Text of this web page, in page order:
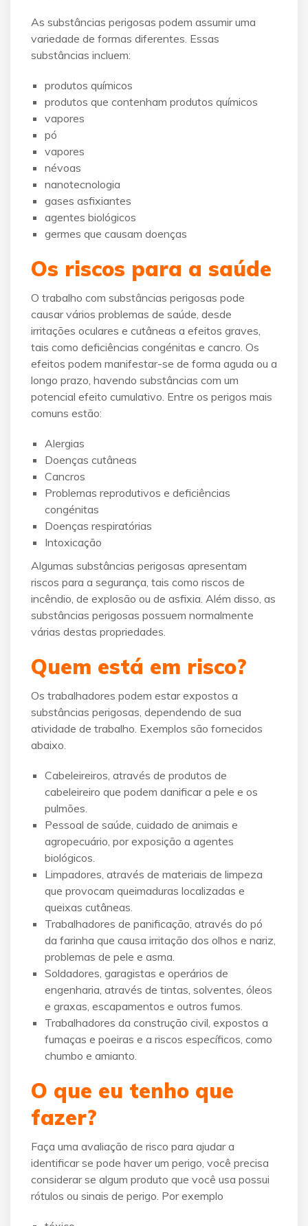
As substâncias perigosas podem assumir uma
variedade de formas diferentes. Essas
substâncias incluem:
produtos químicos
produtos que contenham produtos químicos
vapores
pó
vapores
névoas
nanotecnologia
gases asfixiantes
agentes biológicos
germes que causam doenças
Os riscos para a saúde
O trabalho com substâncias perigosas pode
causar vários problemas de saúde, desde
irritações oculares e cutâneas a efeitos graves,
tais como deficiências congénitas e cancro. Os
efeitos podem manifestar-se de forma aguda ou a
longo prazo, havendo substâncias com um
potencial efeito cumulativo. Entre os perigos mais
comuns estão:
Alergias
Doenças cutâneas
Cancros
Problemas reprodutivos e deficiências
congénitas
Doenças respiratórias
Intoxicação
Algumas substâncias perigosas apresentam
riscos para a segurança, tais como riscos de
incêndio, de explosão ou de asfixia. Além disso, as
substâncias perigosas possuem normalmente
várias destas propriedades.
Quem está em risco?
Os trabalhadores podem estar expostos a
substâncias perigosas, dependendo de sua
atividade de trabalho. Exemplos são fornecidos
abaixo.
Cabeleireiros, através de produtos de
cabeleireiro que podem danificar a pele e os
pulmões.
Pessoal de saúde, cuidado de animais e
agropecuário, por exposição a agentes
biológicos.
Limpadores, através de materiais de limpeza
que provocam queimaduras localizadas e
queixas cutâneas.
Trabalhadores de panificação, através do pó
da farinha que causa irritação dos olhos e nariz,
problemas de pele e asma.
Soldadores, garagistas e operários de
engenharia, através de tintas, solventes, óleos
e graxas, escapamentos e outros fumos.
Trabalhadores da construção civil, expostos a
fumaças e poeiras e a riscos específicos, como
chumbo e amianto.
O que eu tenho que
fazer?
Faça uma avaliação de risco para ajudar a
identificar se pode haver um perigo, você precisa
considerar se algum produto que você usa possui
rótulos ou sinais de perigo. Por exemplo